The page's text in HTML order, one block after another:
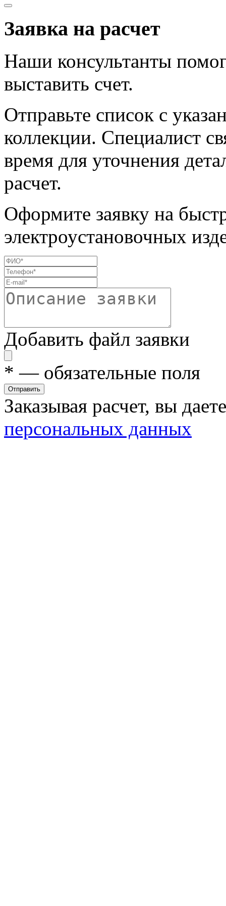
Заявка на расчет
Наши консультанты
выставить счет.
Отправьте список с
коллекции. Специалист
время для уточнения
расчет.
Оформите заявку на
электроустановочных
Добавить файл заявки
* — обязательные поля
Отправить
Заказывая расчет, вы
персональных данных